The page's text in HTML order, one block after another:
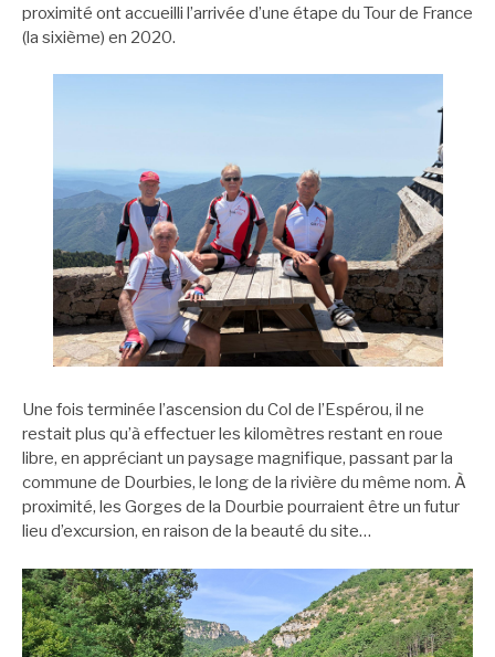
proximité ont accueilli l’arrivée d’une étape du Tour de France
(la sixième) en 2020.
Une fois terminée l’ascension du Col de l’Espérou, il ne
restait plus qu’à effectuer les kilomètres restant en roue
libre, en appréciant un paysage magnifique, passant par la
commune de Dourbies, le long de la rivière du même nom. À
proximité, les Gorges de la Dourbie pourraient être un futur
lieu d’excursion, en raison de la beauté du site…